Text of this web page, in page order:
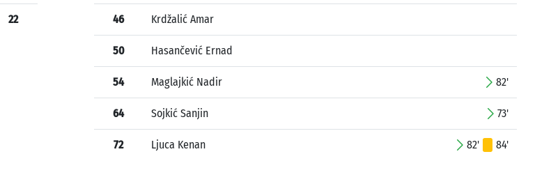
22 46 Krdžalić Amar
50 Hasančević Ernad
54 Maglajkić Nadir 82'
64 Sojkić Sanjin 73'
72 Ljuca Kenan 82' 84'